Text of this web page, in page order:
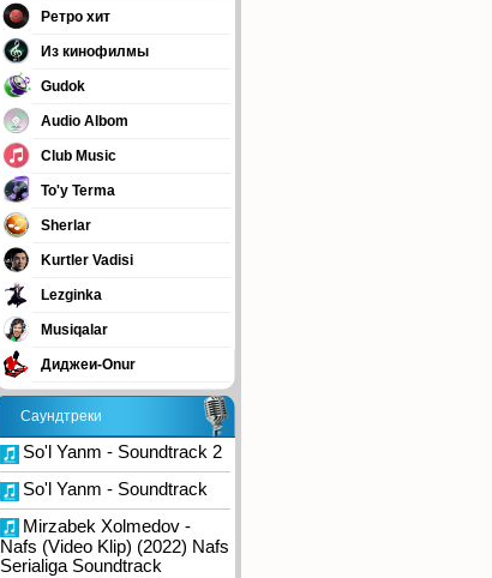
Ретро хит
Из кинофилмы
Gudok
Audio Albom
Club Music
To'y Terma
Sherlar
Kurtler Vadisi
Lezginka
Musiqalar
Диджеи-Onur
Саундтреки
So'l Yanm - Soundtrack 2
So'l Yanm - Soundtrack
Mirzabek Xolmedov -
Nafs (Video Klip) (2022) Nafs
Serialiga Soundtrack